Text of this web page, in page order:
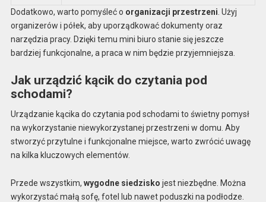
Dodatkowo, warto pomyśleć o organizacji przestrzeni . Użyj
organizerów i półek, aby uporządkować dokumenty oraz
narzędzia pracy. Dzięki temu mini biuro stanie się jeszcze
bardziej funkcjonalne, a praca w nim będzie przyjemniejsza.
Jak urządzić kącik do czytania pod
schodami?
Urządzanie kącika do czytania pod schodami to świetny pomysł
na wykorzystanie niewykorzystanej przestrzeni w domu. Aby
stworzyć przytulne i funkcjonalne miejsce, warto zwrócić uwagę
na kilka kluczowych elementów.
Przede wszystkim, wygodne siedzisko jest niezbędne. Można
wykorzystać małą sofę, fotel lub nawet poduszki na podłodze.